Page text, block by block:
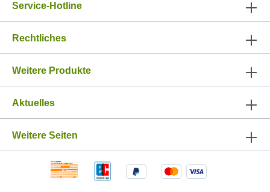
Service-Hotline
Rechtliches
Weitere Produkte
Aktuelles
Weitere Seiten